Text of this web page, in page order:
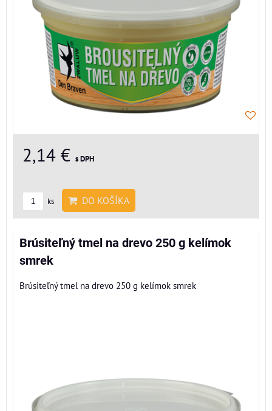
2,14 € s DPH
ks DO KOŠÍKA
Brúsiteľný tmel na drevo 250 g kelímok
smrek
Brúsiteľný tmel na drevo 250 g kelímok smrek